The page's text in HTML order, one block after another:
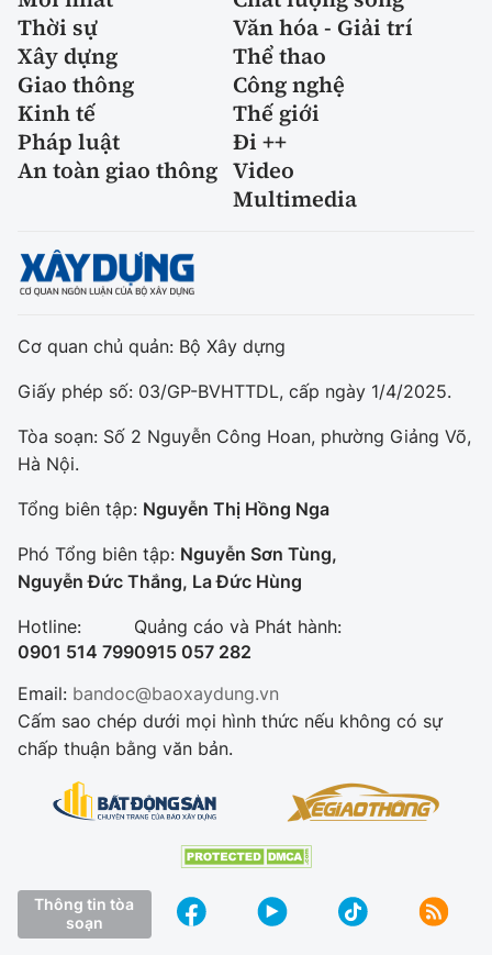
Thời sự
Văn hóa - Giải trí
Xây dựng
Thể thao
Giao thông
Công nghệ
Kinh tế
Thế giới
Pháp luật
Đi ++
An toàn giao thông Video
Multimedia
Cơ quan chủ quản: Bộ Xây dựng
Giấy phép số: 03/GP-BVHTTDL, cấp ngày 1/4/2025.
Tòa soạn: Số 2 Nguyễn Công Hoan, phường Giảng Võ,
Hà Nội.
Tổng biên tập: Nguyễn Thị Hồng Nga
Phó Tổng biên tập: Nguyễn Sơn Tùng,
Nguyễn Đức Thắng, La Đức Hùng
Hotline:
0901 514 799
Quảng cáo và Phát hành:
0915 057 282
Email: bandoc@baoxaydung.vn
Cấm sao chép dưới mọi hình thức nếu không có sự
chấp thuận bằng văn bản.
Thông tin tòa
soạn